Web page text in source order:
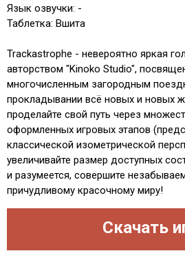
Язык озвучки: -
Таблетка: Вшита
Trackastrophe - невероятно яркая
авторством "Kinoko Studio",
многочисленным загородным
прокладывании всё новых и новых
проделайте свой путь через
оформленных игровых этапов
классической изометрической
увеличивайте размер доступных
и разумеется, совершите
причудливому красочному миру!
Скачать